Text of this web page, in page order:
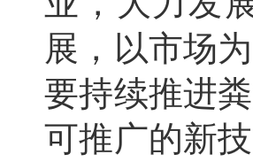
展， 以市场为
要持续推进
可推广的新